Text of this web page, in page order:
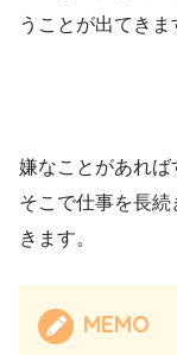
うことが出てきま
嫌なことがあれば
そこで仕事を長
きます。
MEMO